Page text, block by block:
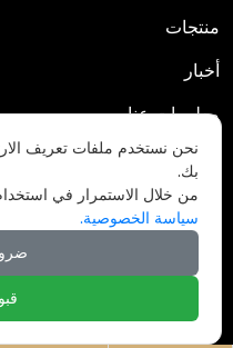
منتجات
أخبار
معلومات عنا
اتصل بنا
اتصل بنا

حديقة قرية
هاندان، الصين
نحن نستخدم ملفات تعريف
بك.
من خلال الاستمرار في
سياسة الخصوصية.